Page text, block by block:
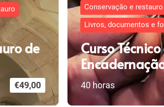
de
€49,00
Conservação e restauro
Livros, documentos e
Curso
40 horas